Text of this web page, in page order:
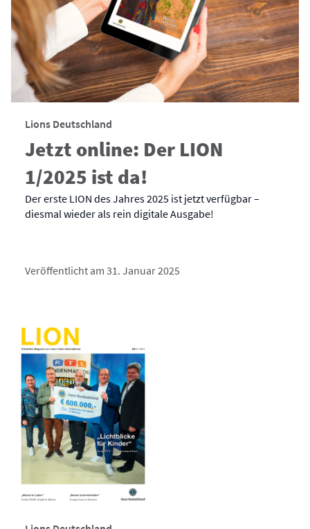
Lions Deutschland
Jetzt online: Der LION
1/2025 ist da!
Der erste LION des Jahres 2025 ist jetzt verfügbar –
diesmal wieder als rein digitale Ausgabe!
Veröffentlicht am 31. Januar 2025